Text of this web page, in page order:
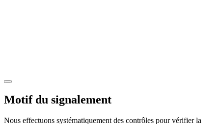
Motif du signalement
Nous effectuons systématiquement des contrôles pour vérifier la